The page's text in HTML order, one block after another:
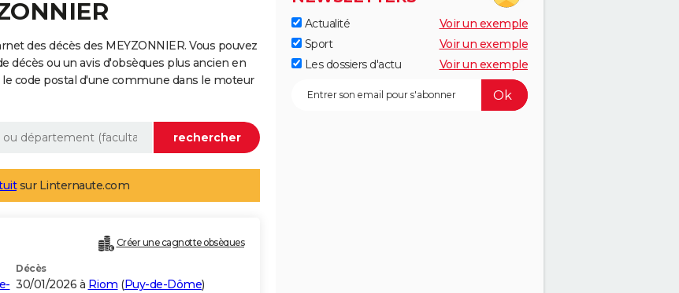
des décès des MEYZONNIER. Vous pouvez
décès ou un avis d'obsèques plus ancien en
code postal d'une commune dans le moteur
sur Linternaute.com
Créer une cagnotte obsèques
Décès
30/01/2026 à Riom (Puy-de-Dôme)
Actualité
Voir un exemple
Sport
Voir un exemple
Les dossiers d'actu
Voir un exemple